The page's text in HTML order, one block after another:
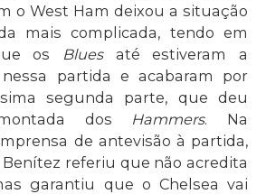
o West Ham deixou a situação
mais complicada, tendo em
os Bluesaté estiveram a
partida e acabaram por
segunda parte, que deu
dos Hammers. Na
de antevisão à partida,
referiu que não acredita
garantiu que o Chelsea vai